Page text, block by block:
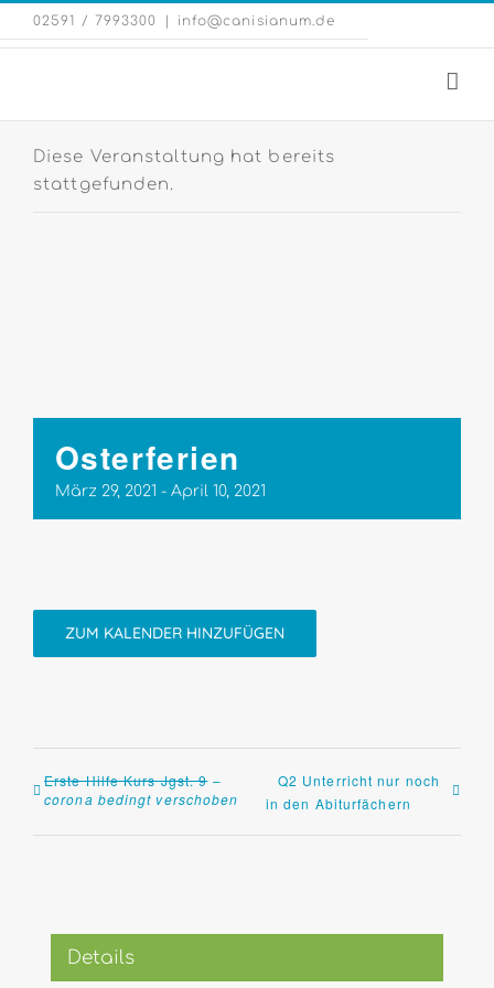
Zum
Inhalt
02591 / 7993300 info@canisianum.de
Diese Veranstaltung hat bereits
stattgefunden.
Osterferien
März 29, 2021 - April 10, 2021
ZUM KALENDER HINZUFÜGEN
Erste Hilfe Kurs Jgst. 9–
corona bedingt verschoben
Q2 Unterricht nur noch
in den Abiturfächern
Details